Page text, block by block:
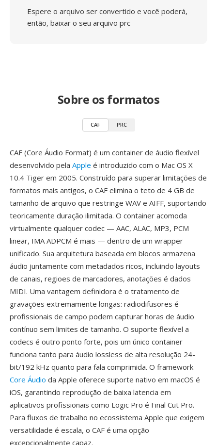
Espere o arquivo ser convertido e você poderá,
então, baixar o seu arquivo prc
Sobre os formatos
CAF PRC
CAF (Core Áudio Format) é um container de áudio flexível
desenvolvido pela Apple é introduzido com o Mac OS X
10.4 Tiger em 2005. Construído para superar limitações de
formatos mais antigos, o CAF elimina o teto de 4 GB de
tamanho de arquivo que restringe WAV e AIFF, suportando
teoricamente duração ilimitada. O container acomoda
virtualmente qualquer codec — AAC, ALAC, MP3, PCM
linear, IMA ADPCM é mais — dentro de um wrapper
unificado. Sua arquitetura baseada em blocos armazena
áudio juntamente com metadados ricos, incluindo layouts
de canais, regioes de marcadores, anotações é dados
MIDI. Uma vantagem definidora é o tratamento de
gravações extremamente longas: radiodifusores é
profissionais de campo podem capturar horas de áudio
contínuo sem limites de tamanho. O suporte flexível a
codecs é outro ponto forte, pois um único container
funciona tanto para áudio lossless de alta resolução 24-
bit/192 kHz quanto para fala comprimida. O framework
Core Áudio da Apple oferece suporte nativo em macOS é
iOS, garantindo reprodução de baixa latencia em
aplicativos profissionais como Logic Pro é Final Cut Pro.
Para fluxos de trabalho no ecossistema Apple que exigem
versatilidade é escala, o CAF é uma opção
excepcionalmente capaz.